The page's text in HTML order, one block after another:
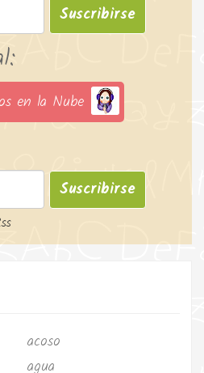
Suscribirse
en la Nube
Suscribirse
acoso
agua